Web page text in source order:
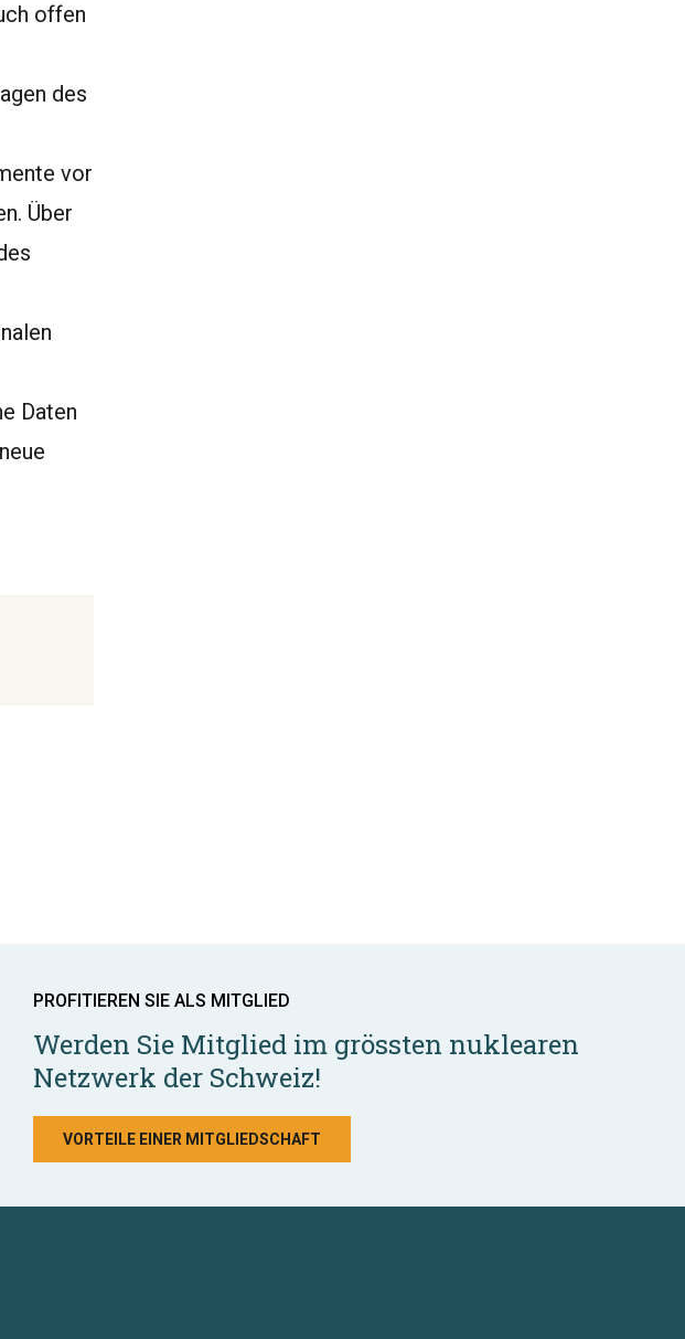
offen
des
vor
Über
Daten
PROFITIEREN SIE ALS MITGLIED
Werden Sie Mitglied im grössten nuklearen
Netzwerk der Schweiz!
VORTEILE EINER MITGLIEDSCHAFT